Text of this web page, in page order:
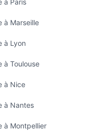
à Paris
à Marseille
à Lyon
à Toulouse
à Nice
à Nantes
à Montpellier